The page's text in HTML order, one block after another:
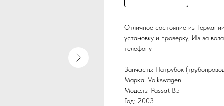
Отличное состояние из
установку и проверку. Из за
телефону
Запчасть: Патрубок
Марка: Volkswagen
Модель: Passat B5
Год: 2003